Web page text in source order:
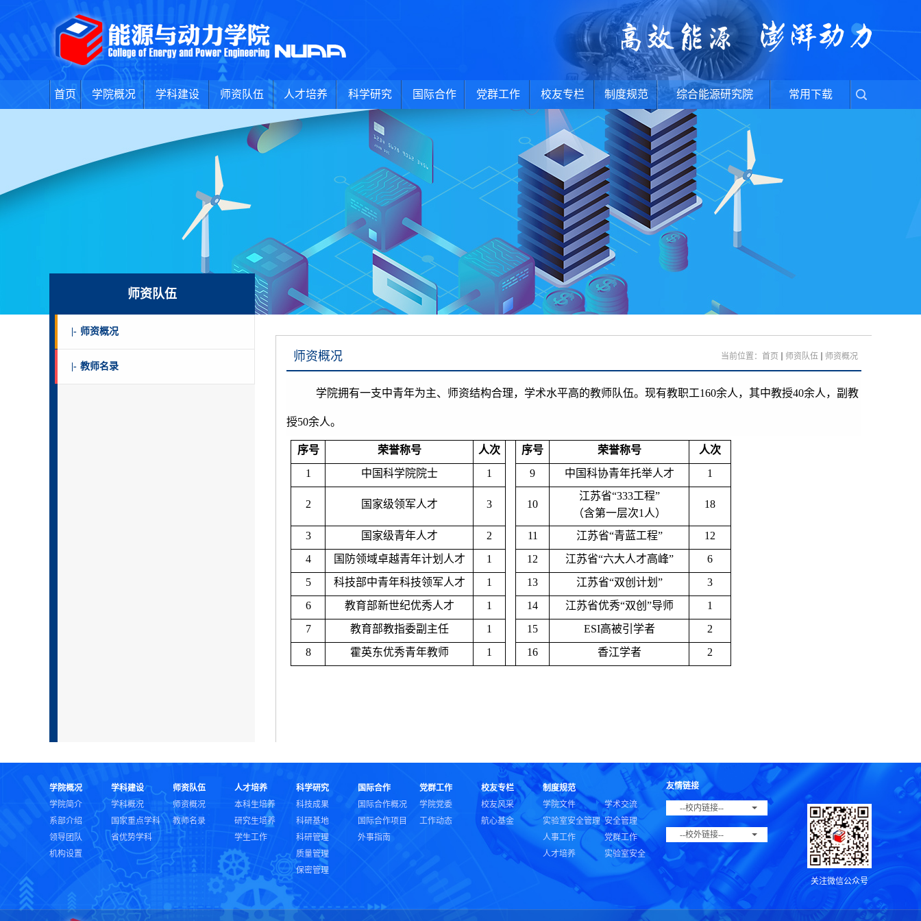
首页 学院概况 学科建设 师资队伍 人才培养 科学研究 国际合作 党群工作 校友专栏 制度规范 综合能源研究院 常用下载
师资队伍
|- 师资概况
|- 教师名录
师资概况 当前位置： 首页 师资队伍 师资概况
学院拥有一支中青年为主、师资结构合理，学术水平高的教师队伍。现有教职工160余人，其中教授40余人，副教
授50余人。
序号 荣誉称号 人次 序号 荣誉称号
人次
1
中国科学院院士 1 9 中国科协青年托举人才 1
2 国家级领军人才 3 10
江苏省“333工程”
（含第一层次1 人）
18
3 国家级青年人才 2 11 江苏省“青蓝工程”
12
4
国防领域卓越青年计划人才 1 12 江苏省“六大人才高峰”
6
5
科技部中青年科技领军人才 1 13 江苏省“双创计划”
3
6
教育部新世纪优秀人才 1 14 江苏省优秀“双创”导师
1
7
教育部教指委副主任 1 15 ESI高被引学者
2
8
霍英东优秀青年教师 1 16 香江学者 2
学院概况
学院简介
系部介绍
领导团队
机构设置
学科建设
学科概况
国家重点学科
省优势学科
师资队伍
师资概况
教师名录
人才培养
本科生培养
研究生培养
学生工作
科学研究
科技成果
科研基地
科研管理
质量管理
保密管理
国际合作
国际合作概况
国际合作项目
外事指南
党群工作
学院党委
工作动态
校友专栏
校友风采
航心基金
制度规范
学院文件
实验室安全管理
人事工作
人才培养
学术交流
安全管理
党群工作
实验室安全
友情链接
--校内链接--
--校外链接--
关注微信公众号